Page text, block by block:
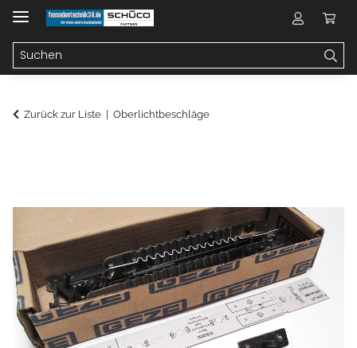
Zurück zur Liste Oberlichtbeschläge